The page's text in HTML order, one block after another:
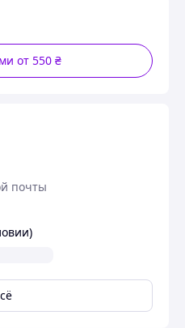
от 550 ₴
почты